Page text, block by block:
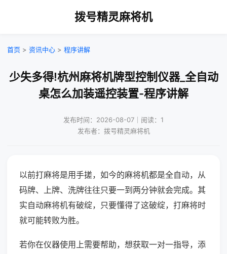
拨号精灵麻将机
首页 > 资讯中心 > 程序讲解
少失多得!杭州麻将机牌型控制仪器_全自动
桌怎么加装遥控装置-程序讲解
发布时间：2026-08-07｜阅读：1
发布者：拨号精灵麻将机
以前打麻将是用手搓，如今的麻将机都是全自动，从
码牌、上牌、洗牌往往只要一到两分钟就会完成。其
实自动麻将机有破绽，只要懂得了这破绽，打麻将时
就可能转败为胜。
若你在仪器使用上需要帮助，想获取一对一指导，添